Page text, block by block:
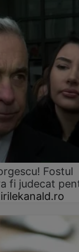
Fostul
fi judecat